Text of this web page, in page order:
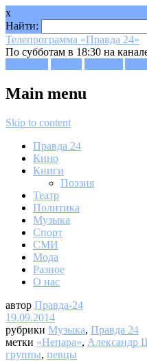
x
Найти:
Телепрограмма «Правда 24»
По субботам в 18:30 на
Main menu
Skip to content
Правда 24
Кино
Книги
Поэзия
Театр
Политика
Музыка
Спорт
СМИ
Мода
Разное
О нас
автор Правда-24
19.09.2014
рубрики Музыка, Правда 24
метки «Непара», Александр
группы, певцы